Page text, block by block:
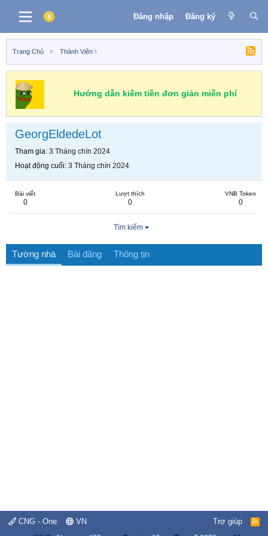
Đăng nhập Đăng ký
Trang Chủ Thành Viên
Hướng dẫn kiếm tiền đơn giản miễn phí
GeorgEldedeLot
Tham gia 3 Tháng chín 2024
Hoạt động cuối 3 Tháng chín 2024
Bài viết
0
Lượt thích
0
VNB Token
0
Tìm kiếm
Tường nhà Bài đăng Thông tin
CNG - One VN Trợ giúp
R